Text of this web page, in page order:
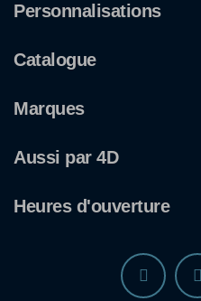
Personnalisations
Catalogue
Marques
Aussi par 4D
Heures d'ouverture